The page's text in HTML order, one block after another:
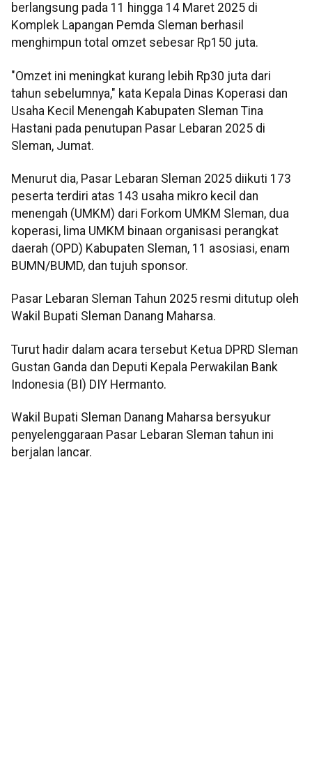
berlangsung pada 11 hingga 14 Maret 2025 di
Komplek Lapangan Pemda Sleman berhasil
menghimpun total omzet sebesar Rp150 juta.
"Omzet ini meningkat kurang lebih Rp30 juta dari
tahun sebelumnya," kata Kepala Dinas Koperasi dan
Usaha Kecil Menengah Kabupaten Sleman Tina
Hastani pada penutupan Pasar Lebaran 2025 di
Sleman, Jumat.
Menurut dia, Pasar Lebaran Sleman 2025 diikuti 173
peserta terdiri atas 143 usaha mikro kecil dan
menengah (UMKM) dari Forkom UMKM Sleman, dua
koperasi, lima UMKM binaan organisasi perangkat
daerah (OPD) Kabupaten Sleman, 11 asosiasi, enam
BUMN/BUMD, dan tujuh sponsor.
Pasar Lebaran Sleman Tahun 2025 resmi ditutup oleh
Wakil Bupati Sleman Danang Maharsa.
Turut hadir dalam acara tersebut Ketua DPRD Sleman
Gustan Ganda dan Deputi Kepala Perwakilan Bank
Indonesia (BI) DIY Hermanto.
Wakil Bupati Sleman Danang Maharsa bersyukur
penyelenggaraan Pasar Lebaran Sleman tahun ini
berjalan lancar.